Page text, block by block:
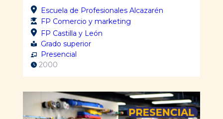
Escuela de Profesionales Alcazarén
FP Comercio y marketing
FP Castilla y León
Grado superior
Presencial
2000